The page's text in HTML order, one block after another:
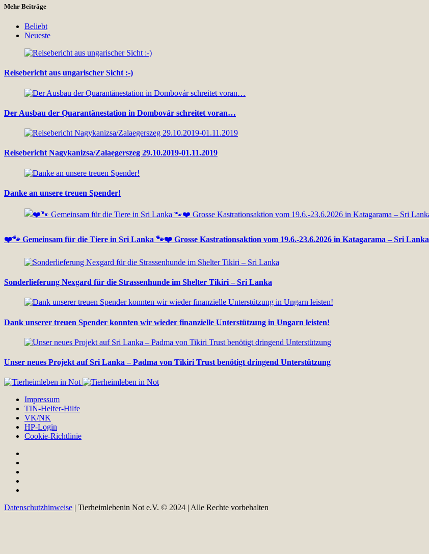
Mehr Beiträge
Beliebt
Neueste
Reisebericht aus ungarischer Sicht :-)
Der Ausbau der Quarantänestation in Dombovár schreitet voran…
Reisebericht Nagykanizsa/Zalaegerszeg 29.10.2019-01.11.2019
Danke an unsere treuen Spender!
❤️🐾 Gemeinsam für die Tiere in Sri Lanka 🐾❤️ Grosse Kastrationsaktion vom 19.6.-23.6.2026 in Katagarama – Sri Lanka
Sonderlieferung Nexgard für die Strassenhunde im Shelter Tikiri – Sri Lanka
Dank unserer treuen Spender konnten wir wieder finanzielle Unterstützung in Ungarn leisten!
Unser neues Projekt auf Sri Lanka – Padma von Tikiri Trust benötigt dringend Unterstützung
Impressum
TIN-Helfer-Hilfe
VK/NK
HP-Login
Cookie-Richtlinie
Datenschutzhinweise | Tierheimlebenin Not e.V. © 2024 | Alle Rechte vorbehalten